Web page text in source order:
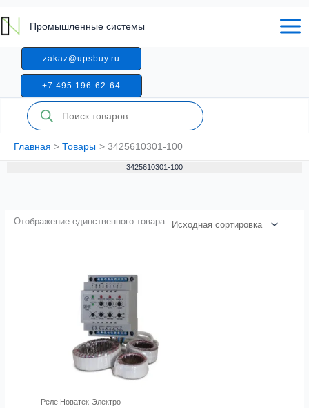
к
содержимому
Промышленные системы
zakaz@upsbuy.ru
+7 495 196-62-64
Поиск
товаров
Главная Товары 3425610301-100
3425610301-100
Отображение единственного товара
Реле Новатек-Электро